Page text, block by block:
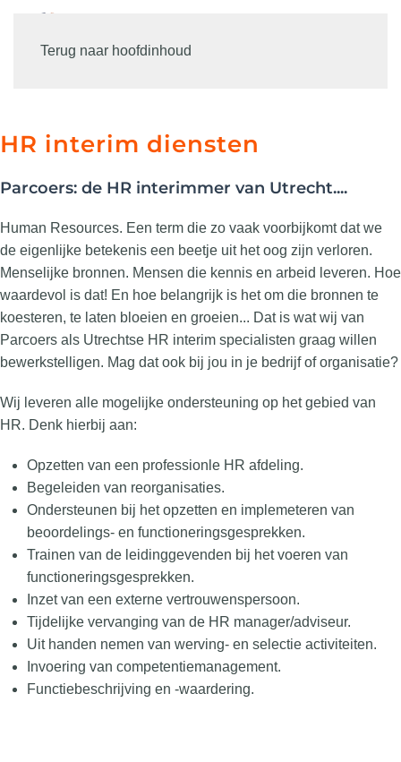
Terug naar hoofdinhoud
HR interim diensten
Parcoers: de HR interimmer van Utrecht....
Human Resources. Een term die zo vaak voorbijkomt dat we
de eigenlijke betekenis een beetje uit het oog zijn verloren.
Menselijke bronnen. Mensen die kennis en arbeid leveren. Hoe
waardevol is dat! En hoe belangrijk is het om die bronnen te
koesteren, te laten bloeien en groeien... Dat is wat wij van
Parcoers als Utrechtse HR interim specialisten graag willen
bewerkstelligen. Mag dat ook bij jou in je bedrijf of organisatie?
Wij leveren alle mogelijke ondersteuning op het gebied van
HR. Denk hierbij aan:
Opzetten van een professionle HR afdeling.
Begeleiden van reorganisaties.
Ondersteunen bij het opzetten en implemeteren van
beoordelings- en functioneringsgesprekken.
Trainen van de leidinggevenden bij het voeren van
functioneringsgesprekken.
Inzet van een externe vertrouwenspersoon.
Tijdelijke vervanging van de HR manager/adviseur.
Uit handen nemen van werving- en selectie activiteiten.
Invoering van competentiemanagement.
Functiebeschrijving en -waardering.